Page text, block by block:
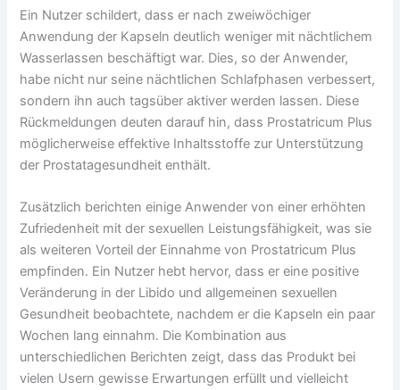
Ein Nutzer schildert, dass er nach zweiwöchiger
Anwendung der Kapseln deutlich weniger mit nächtlichem
Wasserlassen beschäftigt war. Dies, so der Anwender,
habe nicht nur seine nächtlichen Schlafphasen verbessert,
sondern ihn auch tagsüber aktiver werden lassen. Diese
Rückmeldungen deuten darauf hin, dass Prostatricum Plus
möglicherweise effektive Inhaltsstoffe zur Unterstützung
der Prostatagesundheit enthält.
Zusätzlich berichten einige Anwender von einer erhöhten
Zufriedenheit mit der sexuellen Leistungsfähigkeit, was sie
als weiteren Vorteil der Einnahme von Prostatricum Plus
empfinden. Ein Nutzer hebt hervor, dass er eine positive
Veränderung in der Libido und allgemeinen sexuellen
Gesundheit beobachtete, nachdem er die Kapseln ein paar
Wochen lang einnahm. Die Kombination aus
unterschiedlichen Berichten zeigt, dass das Produkt bei
vielen Usern gewisse Erwartungen erfüllt und vielleicht